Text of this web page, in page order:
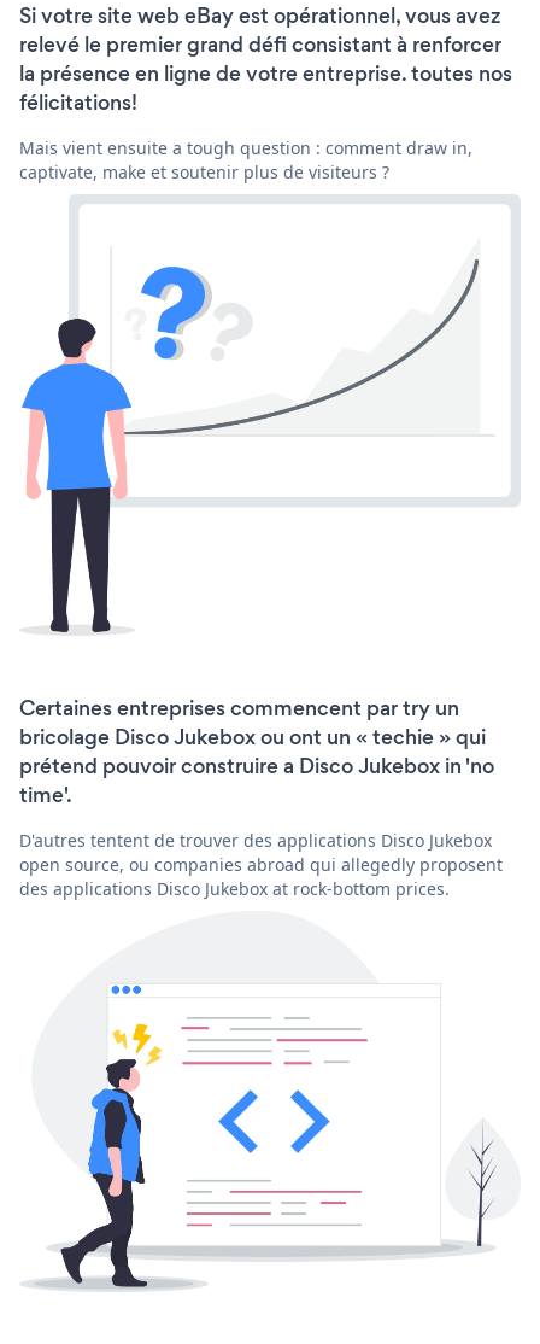
Si votre site web eBay est opérationnel, vous avez
relevé le premier grand défi consistant à renforcer
la présence en ligne de votre entreprise. toutes nos
félicitations!
Mais vient ensuite a tough question : comment draw in,
captivate, make et soutenir plus de visiteurs ?
Certaines entreprises commencent par try un
bricolage Disco Jukebox ou ont un « techie » qui
prétend pouvoir construire a Disco Jukebox in 'no
time'.
D'autres tentent de trouver des applications Disco Jukebox
open source, ou companies abroad qui allegedly proposent
des applications Disco Jukebox at rock-bottom prices.